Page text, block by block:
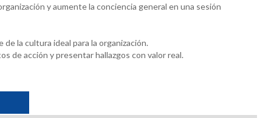
y aumente la conciencia general en una sesión
la cultura ideal para la organización.
de acción y presentar hallazgos con valor real.